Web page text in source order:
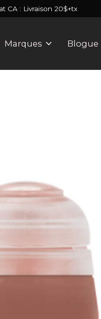
CA : Livraison 20$+tx
Marques Blogue